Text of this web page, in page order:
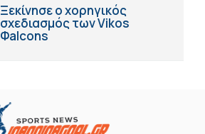
Ξεκίνησε ο χορηγικός
σχεδιασμός των Vikos
Φalcons